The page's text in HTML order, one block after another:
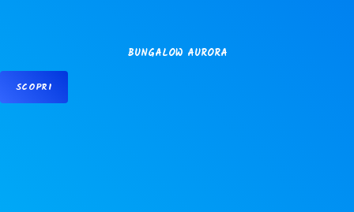
BUNGALOW AURORA
SCOPRI